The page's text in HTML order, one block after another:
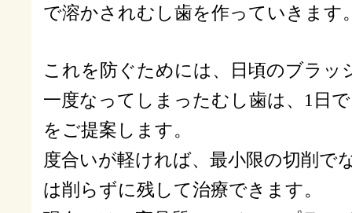
で溶かされむし歯を作っていきます
これを防ぐためには、日頃のブラッ
一度なってしまったむし歯は、1日
をご提案します。
度合いが軽ければ、最小限の切削で
は削らずに残して治療できます。